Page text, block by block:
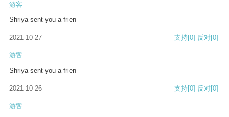
游客
Shriya sent you a frien
2021-10-27 支持[0] 反对[0]
游客
Shriya sent you a frien
2021-10-26 支持[0] 反对[0]
游客